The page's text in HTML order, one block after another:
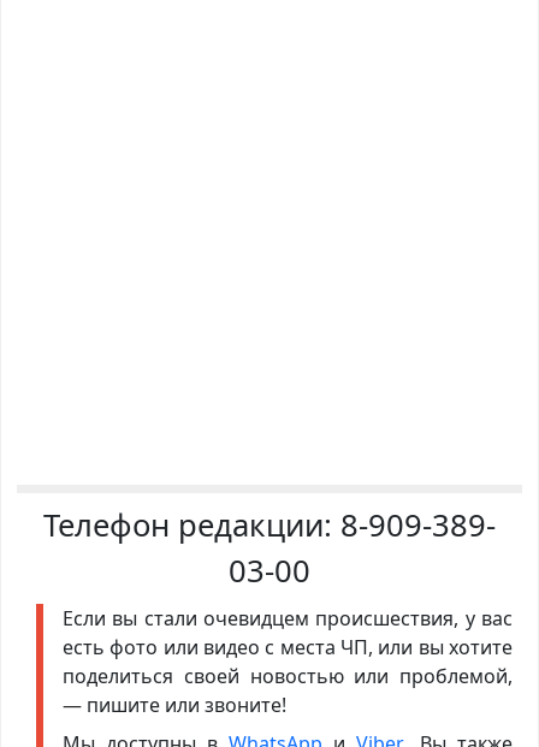
Телефон редакции: 8-909-389-
03-00
Если вы стали очевидцем происшествия, у вас
есть фото или видео с места ЧП, или вы хотите
поделиться своей новостью или проблемой,
— пишите или звоните!